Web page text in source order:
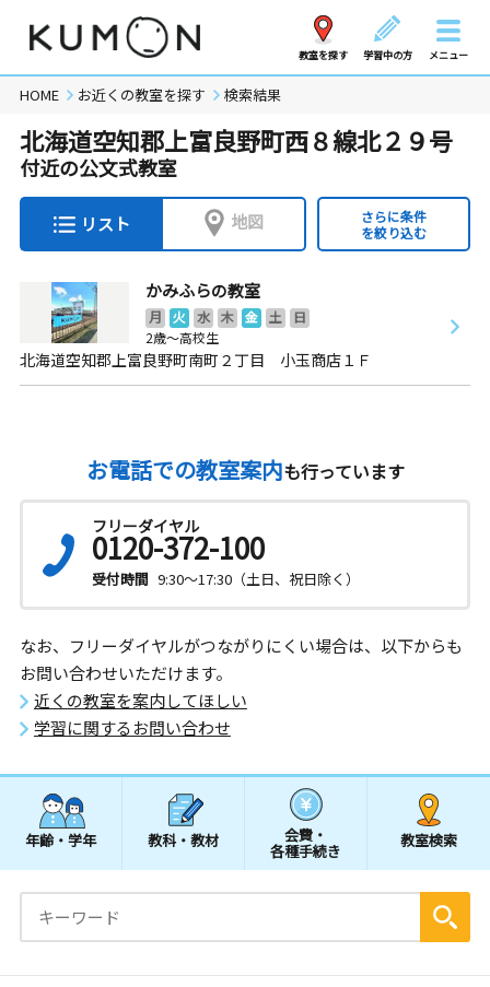
教室を探す 学習中の方 メニュー
HOME お近くの教室を探す 検索結果
北海道空知郡上富良野町西８線北２９号
付近の公文式教室
リスト 地図
さらに条件
を絞り込む
かみふらの教室
月 火 水 木 金 土
日
2歳～高校生
北海道空知郡上富良野町南町２丁目 小玉商店１Ｆ
お電話での教室案内も行っています
フリーダイヤル
0120-372-100
受付時間 9:30～17:30（土日、祝日除く）
なお、フリーダイヤルがつながりにくい場合は、以下からも
お問い合わせいただけます。
近くの教室を案内してほしい
学習に関するお問い合わせ
年齢・学年 教科・教材 会費・
各種手続き
教室検索